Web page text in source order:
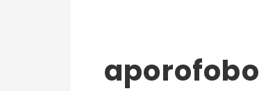
aporofobo